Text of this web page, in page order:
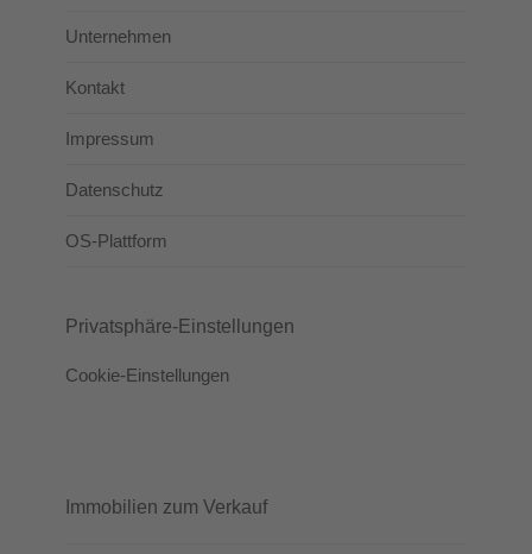
Unternehmen
Kontakt
Impressum
Datenschutz
OS-Plattform
Privatsphäre-Einstellungen
Cookie-Einstellungen
Immobilien zum Verkauf